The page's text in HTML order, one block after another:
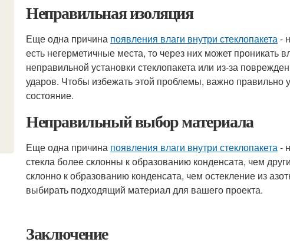
Неправильная изоляция
Еще одна причина появления влаги внутри стеклопакета-
есть негерметичные места, то через них может проникать
неправильной установки стеклопакета или из-за
ударов. Чтобы избежать этой проблемы, важно правильно
состояние.
Неправильный выбор материала
Еще одна причина появления влаги внутри стеклопакета-
стекла более склонны к образованию конденсата, чем
склонно к образованию конденсата, чем остекление из
выбирать подходящий материал для вашего проекта.
Заключение